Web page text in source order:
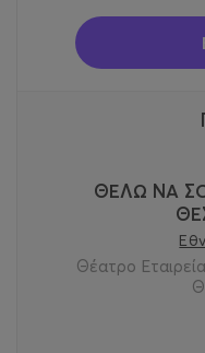
ΘΕΛΩ ΝΑ
Θέατρο